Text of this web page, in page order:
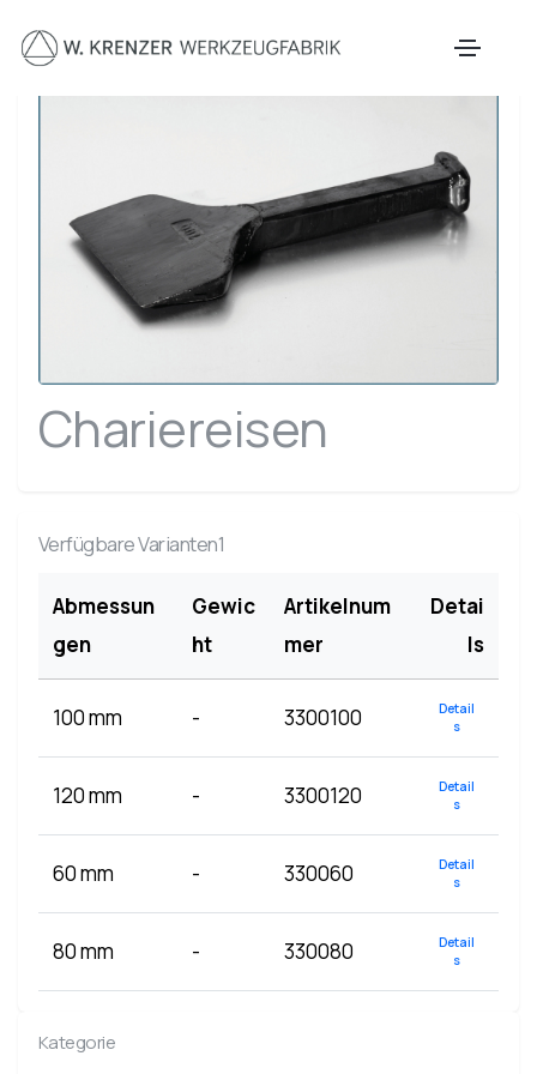
Chariereisen
Verfügbare Varianten1
Abmessun
gen
Gewic
ht
Artikelnum
mer
Detai
ls
100 mm - 3300100
Detail
s
120 mm - 3300120
Detail
s
60 mm - 330060
Detail
s
80 mm - 330080
Detail
s
Kategorie